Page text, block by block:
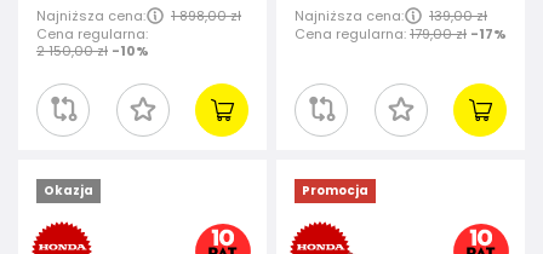
Najniższa cena:
1 898,00 zł
Cena regularna:
2 150,00 zł -10%
Najniższa cena:
139,00 zł
Cena regularna:179,00 zł -17%
Okazja Promocja